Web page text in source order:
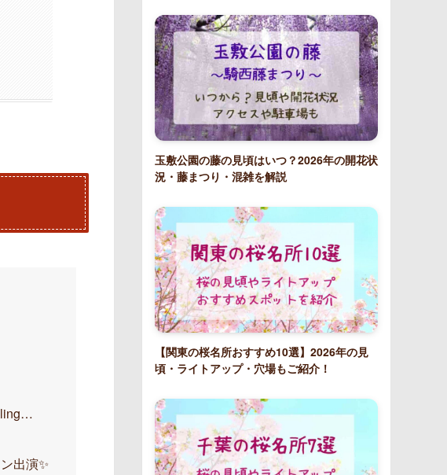
出演✨️
玉敷公園の藤の見頃はいつ？2026年の開花状
況・藤まつり・混雑を解説
【関東の桜名所おすすめ10選】2026年の見
頃・ライトアップ・穴場もご紹介！